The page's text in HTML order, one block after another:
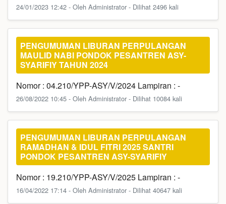
24/01/2023 12:42 - Oleh Administrator - Dilihat 2496 kali
PENGUMUMAN LIBURAN PERPULANGAN
MAULID NABI PONDOK PESANTREN ASY-
SYARIFIY TAHUN 2024
Nomor : 04.210/YPP-ASY/V/2024 Lampiran : -
26/08/2022 10:45 - Oleh Administrator - Dilihat 10084 kali
PENGUMUMAN LIBURAN PERPULANGAN
RAMADHAN & IDUL FITRI 2025 SANTRI
PONDOK PESANTREN ASY-SYARIFIY
Nomor : 19.210/YPP-ASY/V/2025 Lampiran : -
16/04/2022 17:14 - Oleh Administrator - Dilihat 40647 kali